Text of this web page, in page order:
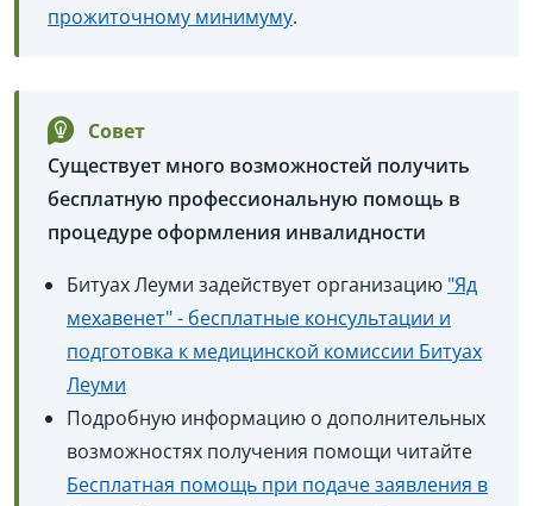
прожиточному минимуму.
Совет
Существует много возможностей получить
бесплатную профессиональную помощь в
процедуре оформления инвалидности
Битуах Леуми задействует организацию "Яд
мехавенет" - бесплатные консультации и
подготовка к медицинской комиссии Битуах
Леуми
Подробную информацию о дополнительных
возможностях получения помощи читайте
Бесплатная помощь при подаче заявления в